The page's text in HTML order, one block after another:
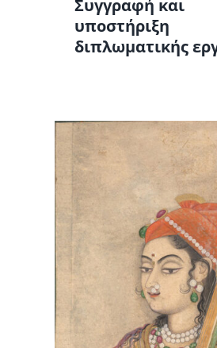
Συγγραφή και
υποστήριξη
διπλωματικής